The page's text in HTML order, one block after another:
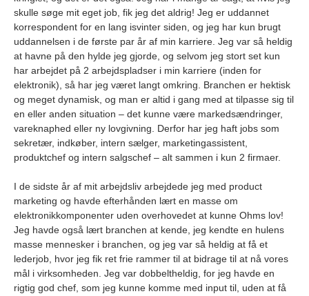
skulle søge mit eget job, fik jeg det aldrig! Jeg er uddannet
korrespondent for en lang isvinter siden, og jeg har kun brugt
uddannelsen i de første par år af min karriere. Jeg var så heldig
at havne på den hylde jeg gjorde, og selvom jeg stort set kun
har arbejdet på 2 arbejdspladser i min karriere (inden for
elektronik), så har jeg været langt omkring. Branchen er hektisk
og meget dynamisk, og man er altid i gang med at tilpasse sig til
en eller anden situation – det kunne være markedsændringer,
vareknaphed eller ny lovgivning. Derfor har jeg haft jobs som
sekretær, indkøber, intern sælger, marketingassistent,
produktchef og intern salgschef – alt sammen i kun 2 firmaer.
I de sidste år af mit arbejdsliv arbejdede jeg med product
marketing og havde efterhånden lært en masse om
elektronikkomponenter uden overhovedet at kunne Ohms lov!
Jeg havde også lært branchen at kende, jeg kendte en hulens
masse mennesker i branchen, og jeg var så heldig at få et
lederjob, hvor jeg fik ret frie rammer til at bidrage til at nå vores
mål i virksomheden. Jeg var dobbeltheldig, for jeg havde en
rigtig god chef, som jeg kunne komme med input til, uden at få